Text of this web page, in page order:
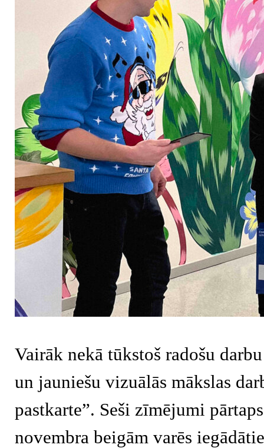
Vairāk nekā tūkstoš radošu
un jauniešu vizuālās mākslas
pastkarte”. Seši zīmējumi
novembra beigām varēs